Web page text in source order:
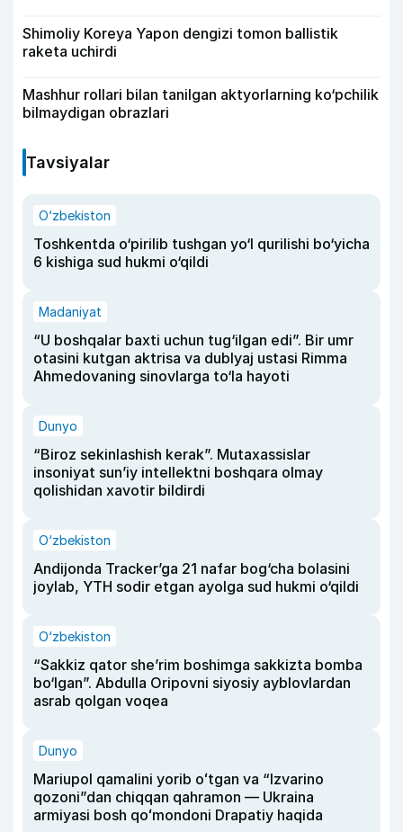
Shimoliy Koreya Yapon dengizi tomon ballistik
raketa uchirdi
Mashhur rollari bilan tanilgan aktyorlarning ko‘pchilik
bilmaydigan obrazlari
Tavsiyalar
O‘zbekiston
Toshkentda o‘pirilib tushgan yo‘l qurilishi bo‘yicha
6 kishiga sud hukmi o‘qildi
Madaniyat
“U boshqalar baxti uchun tug‘ilgan edi”. Bir umr
otasini kutgan aktrisa va dublyaj ustasi Rimma
Ahmedovaning sinovlarga to‘la hayoti
Dunyo
“Biroz sekinlashish kerak”. Mutaxassislar
insoniyat sun’iy intellektni boshqara olmay
qolishidan xavotir bildirdi
O‘zbekiston
Andijonda Tracker’ga 21 nafar bog‘cha bolasini
joylab, YTH sodir etgan ayolga sud hukmi o‘qildi
O‘zbekiston
“Sakkiz qator she’rim boshimga sakkizta bomba
bo‘lgan”. Abdulla Oripovni siyosiy ayblovlardan
asrab qolgan voqea
Dunyo
Mariupol qamalini yorib oʻtgan va “Izvarino
qozoni”dan chiqqan qahramon — Ukraina
armiyasi bosh qoʻmondoni Drapatiy haqida